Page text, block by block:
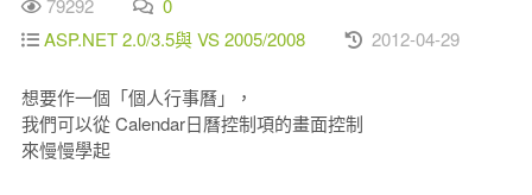
79292
0
ASP.NET 2.0/3.5與 VS 2005/2008
2012-04-29
想要作一個「個人行事曆」，
我們可以從 Calendar日曆控制項的畫面控制
來慢慢學起